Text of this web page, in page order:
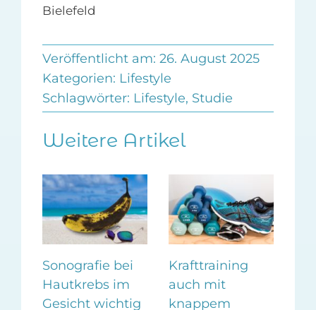
Bielefeld
Veröffentlicht am: 26. August 2025
Kategorien: Lifestyle
Schlagwörter: Lifestyle, Studie
Weitere Artikel
Sonografie bei
Hautkrebs im
Gesicht wichtig
Krafttraining
auch mit
knappem